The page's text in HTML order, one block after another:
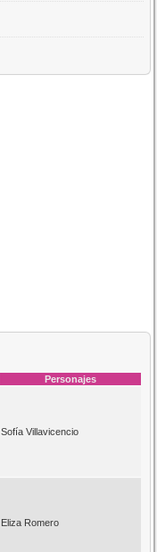
Personajes
Sofía Villavicencio
Eliza Romero